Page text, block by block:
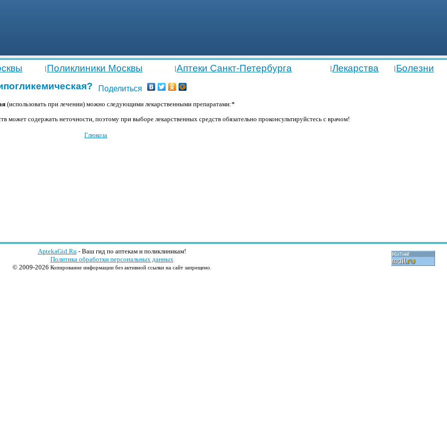
| Поликлиники Москвы |Аптеки Санкт-Петербурга |Лекарства | Болезни
Поделиться
(использовать при лечении) можно следующими лекарственными препаратами:*
может содержать неточности, поэтому при выборе лекарственных средств обязательно проконсультируйстесь с врачом!
Глюкоза
AptekaGid.Ru- Ваш гид по аптекам и поликлиникам!
Политика обработки персональных данных
© 2009-2026 Копирование информации без активной ссылки на сайт запрещено.